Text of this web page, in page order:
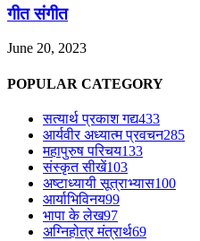
गीत संगीत
June 20, 2023
POPULAR CATEGORY
सत्यार्थ प्रकाश गद्य433
आर्यवीर अध्यात्म प्रवचन285
महापुरुष परिचय133
संस्कृत सीखें103
अष्टाध्यायी सूत्राभ्यास100
आर्याभिविनय99
भापा के लेख97
अग्निहोत्र मंत्रार्थ69